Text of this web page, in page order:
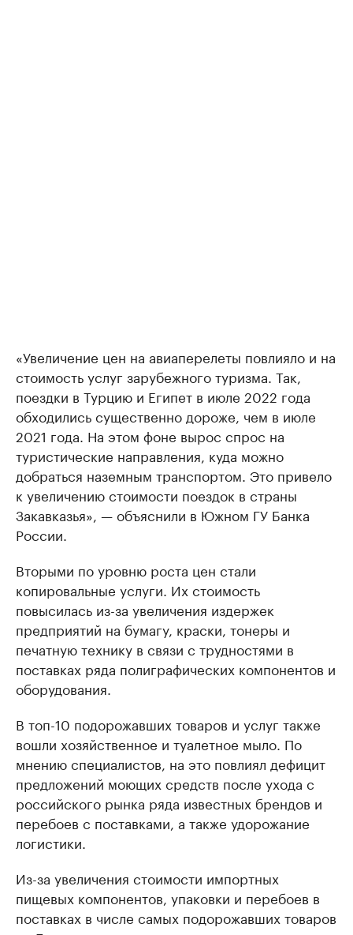
«Увеличение цен на авиаперелеты повлияло и на
стоимость услуг зарубежного туризма. Так,
поездки в Турцию и Египет в июле 2022 года
обходились существенно дороже, чем в июле
2021 года. На этом фоне вырос спрос на
туристические направления, куда можно
добраться наземным транспортом. Это привело
к увеличению стоимости поездок в страны
Закавказья», — объяснили в Южном ГУ Банка
России.
Вторыми по уровню роста цен стали
копировальные услуги. Их стоимость
повысилась из-за увеличения издержек
предприятий на бумагу, краски, тонеры и
печатную технику в связи с трудностями в
поставках ряда полиграфических компонентов и
оборудования.
В топ-10 подорожавших товаров и услуг также
вошли хозяйственное и туалетное мыло. По
мнению специалистов, на это повлиял дефицит
предложений моющих средств после ухода с
российского рынка ряда известных брендов и
перебоев с поставками, а также удорожание
логистики.
Из-за увеличения стоимости импортных
пищевых компонентов, упаковки и перебоев в
поставках в числе самых подорожавших товаров